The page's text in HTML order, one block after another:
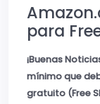
para
¡Buenas
mínimo que
gratuito (Free